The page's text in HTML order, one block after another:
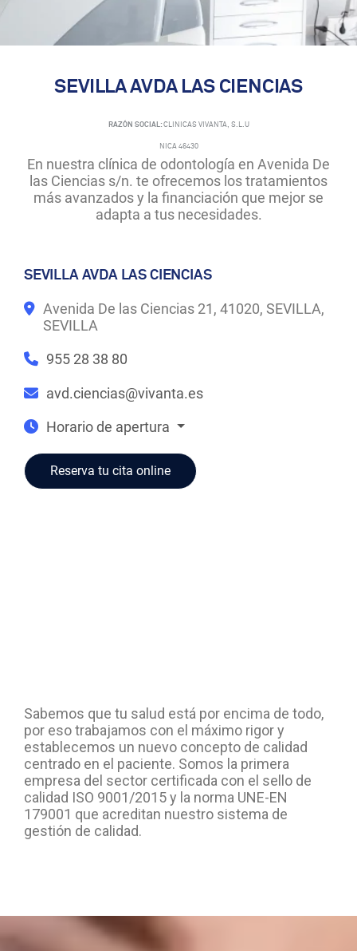
SEVILLA AVDA LAS CIENCIAS
RAZÓN SOCIAL:CLINICAS VIVANTA, S.L.U
NICA 46430
En nuestra clínica de odontología en Avenida De
las Ciencias s/n. te ofrecemos los tratamientos
más avanzados y la financiación que mejor se
adapta a tus necesidades.
SEVILLA AVDA LAS CIENCIAS
Avenida De las Ciencias 21, 41020, SEVILLA,
SEVILLA
955 28 38 80
avd.ciencias@vivanta.es
Horario de apertura
Reserva tu cita online
Sabemos que tu salud está por encima de todo,
por eso trabajamos con el máximo rigor y
establecemos un nuevo concepto de calidad
centrado en el paciente. Somos la primera
empresa del sector certificada con el sello de
calidad ISO 9001/2015 y la norma UNE-EN
179001 que acreditan nuestro sistema de
gestión de calidad.